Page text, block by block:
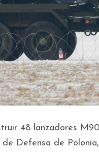
48 lanzadores
Defensa de